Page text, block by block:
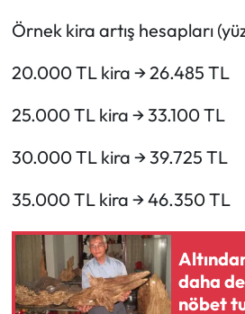
Örnek kira artış hesapları
20.000 TL kira → 26.485 TL
25.000 TL kira → 33.100 TL
30.000 TL kira → 39.725 TL
35.000 TL kira → 46.350 TL
daha
nöbet